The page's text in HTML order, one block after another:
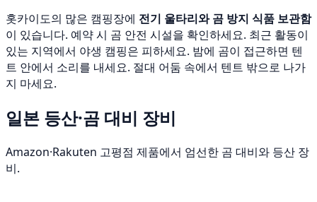
홋카이도의 많은 캠핑장에 전기 울타리와 곰 방지 식품 보관함
이 있습니다. 예약 시 곰 안전 시설을 확인하세요. 최근 활동이
있는 지역에서 야생 캠핑은 피하세요. 밤에 곰이 접근하면 텐
트 안에서 소리를 내세요. 절대 어둠 속에서 텐트 밖으로 나가
지 마세요.
일본 등산·곰 대비 장비
Amazon·Rakuten 고평점 제품에서 엄선한 곰 대비와 등산 장
비.